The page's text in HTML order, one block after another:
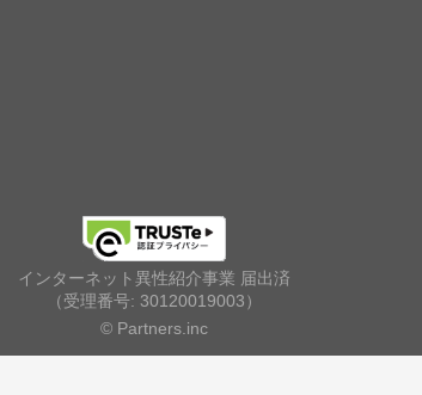
インターネット異性紹介事業 届出済
（受理番号: 30120019003）
© Partners.inc